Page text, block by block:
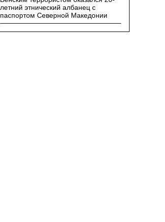
летний этнический албанец с
паспортом Северной Македонии